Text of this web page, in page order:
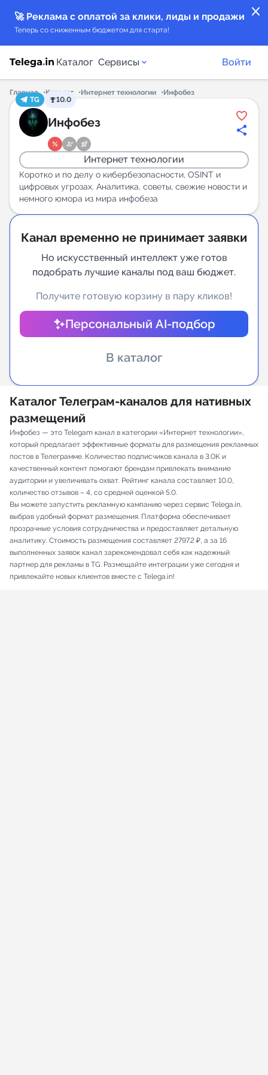
close
🚀 Реклама с оплатой за клики, лиды и продажи
Теперь со сниженным бюджетом для старта!
Каталог Сервисы
Каталог каналов
Каталог ботов
Горящие предложения
Индекс читаемости каналов в Telegram
Аналитика MAX каналов
New
Индивидуальное сопровождение
Аналитика Telegram
Войти
Главная Каталог Интернет технологии
Инфобез
TG
10.0
Инфобез
Интернет технологии
Коротко и по делу о кибербезопасности, OSINT и
цифровых угрозах. Аналитика, советы, свежие новости и
немного юмора из мира инфобеза
Канал временно не принимает заявки
Но искусственный интеллект уже готов
подобрать лучшие каналы под ваш бюджет.
Получите готовую корзину в пару кликов!
Персональный AI-подбор
В каталог
Каталог Телеграм-каналов для нативных
размещений
Инфобез — это Telegam канал в категории «Интернет технологии»,
который предлагает эффективные форматы для размещения рекламных
постов в Телеграмме. Количество подписчиков канала в 3.0K и
качественный контент помогают брендам привлекать внимание
аудитории и увеличивать охват. Рейтинг канала составляет 10.0,
количество отзывов – 4, со средней оценкой 5.0.
Вы можете запустить рекламную кампанию через сервис Telega.in,
выбрав удобный формат размещения. Платформа обеспечивает
прозрачные условия сотрудничества и предоставляет детальную
аналитику. Стоимость размещения составляет 2797.2 ₽, а за 16
выполненных заявок канал зарекомендовал себя как надежный
партнер для рекламы в TG. Размещайте интеграции уже сегодня и
привлекайте новых клиентов вместе с Telega.in!